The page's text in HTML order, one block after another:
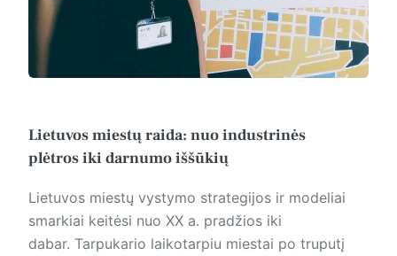
Lietuvos miestų raida: nuo industrinės
plėtros iki darnumo iššūkių
Lietuvos miestų vystymo strategijos ir modeliai
smarkiai keitėsi nuo XX a. pradžios iki
dabar. Tarpukario laikotarpiu miestai po truputį